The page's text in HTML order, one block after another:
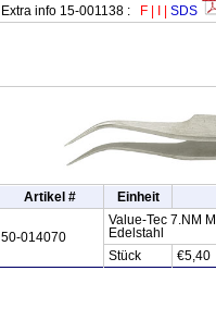
Extra info 15-001138 : F SDS
Artikel # Einheit
50-014070
Value-Tec 7.NM
Edelstahl
Stück
€5,40